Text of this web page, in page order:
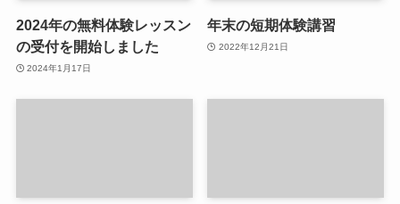
2024年の無料体験レッスン
の受付を開始しました
2024年1月17日
年末の短期体験講習
2022年12月21日